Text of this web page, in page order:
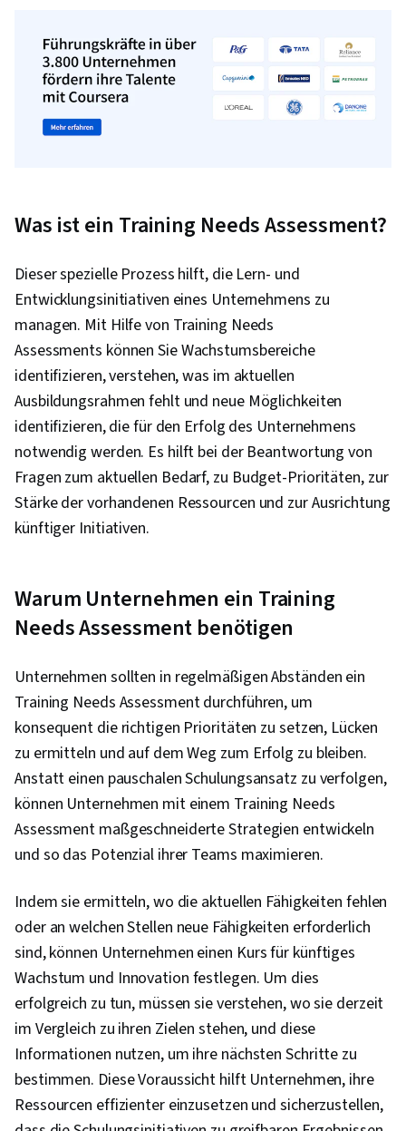
Was ist ein Training Needs Assessment?
Dieser spezielle Prozess hilft, die Lern- und
Entwicklungsinitiativen eines Unternehmens zu
managen. Mit Hilfe von Training Needs
Assessments können Sie Wachstumsbereiche
identifizieren, verstehen, was im aktuellen
Ausbildungsrahmen fehlt und neue Möglichkeiten
identifizieren, die für den Erfolg des Unternehmens
notwendig werden. Es hilft bei der Beantwortung von
Fragen zum aktuellen Bedarf, zu Budget-Prioritäten, zur
Stärke der vorhandenen Ressourcen und zur Ausrichtung
künftiger Initiativen.
Warum Unternehmen ein Training
Needs Assessment benötigen
Unternehmen sollten in regelmäßigen Abständen ein
Training Needs Assessment durchführen, um
konsequent die richtigen Prioritäten zu setzen, Lücken
zu ermitteln und auf dem Weg zum Erfolg zu bleiben.
Anstatt einen pauschalen Schulungsansatz zu verfolgen,
können Unternehmen mit einem Training Needs
Assessment maßgeschneiderte Strategien entwickeln
und so das Potenzial ihrer Teams maximieren.
Indem sie ermitteln, wo die aktuellen Fähigkeiten fehlen
oder an welchen Stellen neue Fähigkeiten erforderlich
sind, können Unternehmen einen Kurs für künftiges
Wachstum und Innovation festlegen. Um dies
erfolgreich zu tun, müssen sie verstehen, wo sie derzeit
im Vergleich zu ihren Zielen stehen, und diese
Informationen nutzen, um ihre nächsten Schritte zu
bestimmen. Diese Voraussicht hilft Unternehmen, ihre
Ressourcen effizienter einzusetzen und sicherzustellen,